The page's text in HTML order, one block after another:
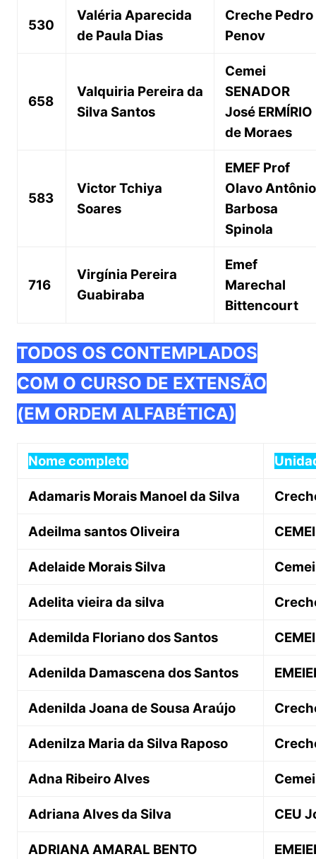
530
Valéria Aparecida
de Paula Dias
Creche Pedro
Penov
658
Valquiria Pereira da
Silva Santos
Cemei
SENADOR
José ERMÍRIO
de Moraes
583
Victor Tchiya
Soares
EMEF Prof
Olavo Antônio
Barbosa
Spinola
716
Virgínia Pereira
Guabiraba
Emef
Marechal
Bittencourt
TODOS OS CONTEMPLADOS
COM O CURSO DE EXTENSÃO
(EM ORDEM ALFABÉTICA)
Nome completo
Adamaris Morais Manoel da Silva
Adeilma santos Oliveira
Adelaide Morais Silva
Adelita vieira da silva
Ademilda Floriano dos Santos
Adenilda Damascena dos Santos
Adenilda Joana de Sousa Araújo
Adenilza Maria da Silva Raposo
Adna Ribeiro Alves
Adriana Alves da Silva CEU
ADRIANA AMARAL BENTO